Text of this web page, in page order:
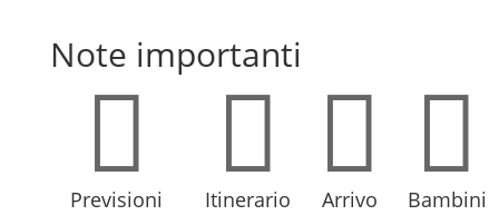
Note importanti

Previsioni

Itinerario

Arrivo

Bambini